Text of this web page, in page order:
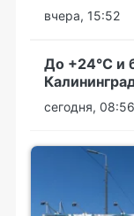
вчера, 15:52
До +24°С и
сегодня, 08:56